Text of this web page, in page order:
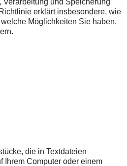
erklärt insbesondere, wie
Möglichkeiten Sie haben,
die in Textdateien
Ihrem Computer oder einem